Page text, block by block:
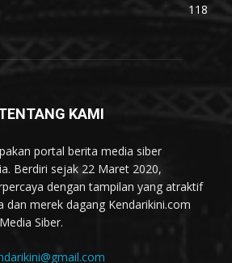
118
KAMI
portal berita media siber
Berdiri sejak 22 Maret 2020,
dengan tampilan yang atraktif
dan merek dagang Kendarikini.com
Siber.